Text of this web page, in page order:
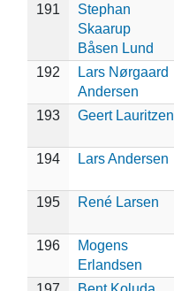
191
Stephan
Skaarup
Båsen Lund
192
Lars Nørgaard
Andersen
193
Geert Lauritzen
194 Lars Andersen
195 René Larsen
196
Mogens
Erlandsen